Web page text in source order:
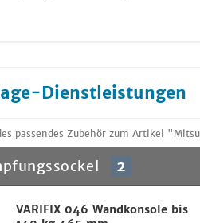
Dienstleistungen
passendes Zubehör zum Artikel
2
VARIFIX 046 Wandkonsole bis